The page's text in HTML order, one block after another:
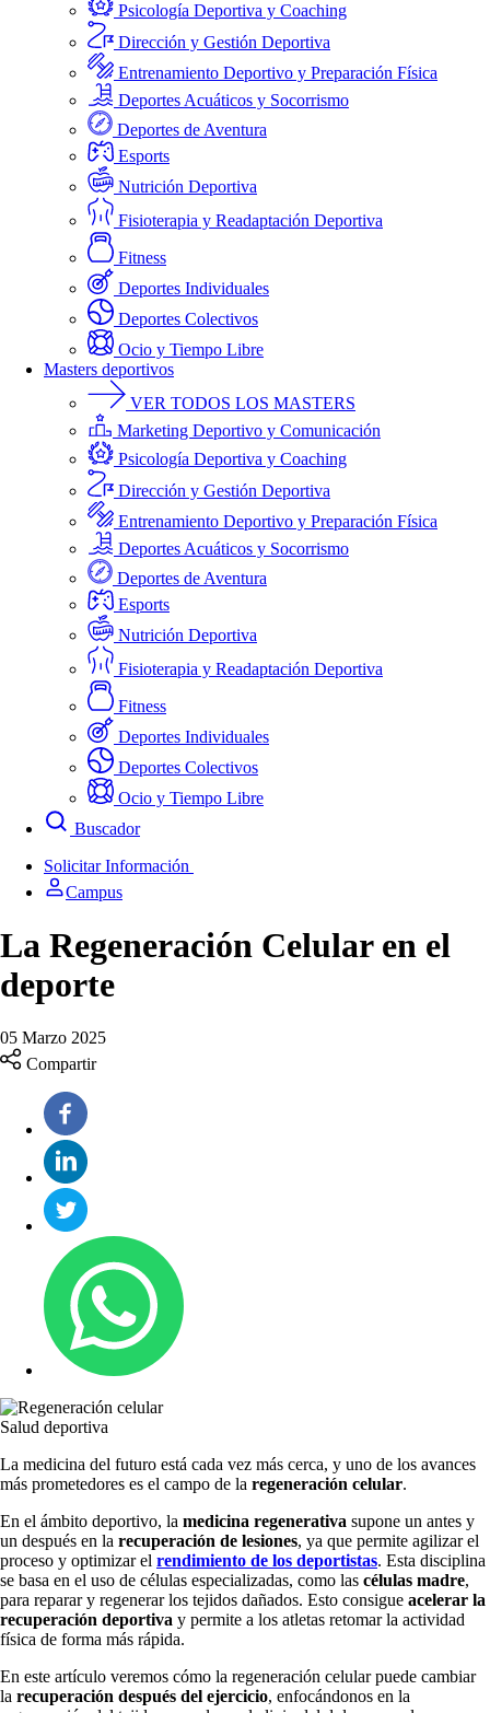
Psicología Deportiva y Coaching
Dirección y Gestión Deportiva
Entrenamiento Deportivo y Preparación Física
Deportes Acuáticos y Socorrismo
Deportes de Aventura
Esports
Nutrición Deportiva
Fisioterapia y Readaptación Deportiva
Fitness
Deportes Individuales
Deportes Colectivos
Ocio y Tiempo Libre
Masters deportivos
VER TODOS LOS MASTERS
Marketing Deportivo y Comunicación
Psicología Deportiva y Coaching
Dirección y Gestión Deportiva
Entrenamiento Deportivo y Preparación Física
Deportes Acuáticos y Socorrismo
Deportes de Aventura
Esports
Nutrición Deportiva
Fisioterapia y Readaptación Deportiva
Fitness
Deportes Individuales
Deportes Colectivos
Ocio y Tiempo Libre
Buscador
Solicitar Información
Campus
La Regeneración Celular en el
deporte
05 Marzo 2025
Compartir
Salud deportiva
La medicina del futuro está cada vez más cerca, y uno de los avances
más prometedores es el campo de la regeneración celular.
En el ámbito deportivo, la medicina regenerativa supone un antes y
un después en la recuperación de lesiones, ya que permite agilizar el
proceso y optimizar el rendimiento de los deportistas. Esta disciplina
se basa en el uso de células especializadas, como las células madre,
para reparar y regenerar los tejidos dañados. Esto consigue acelerar la
recuperación deportiva y permite a los atletas retomar la actividad
física de forma más rápida.
En este artículo veremos cómo la regeneración celular puede cambiar
la recuperación después del ejercicio, enfocándonos en la